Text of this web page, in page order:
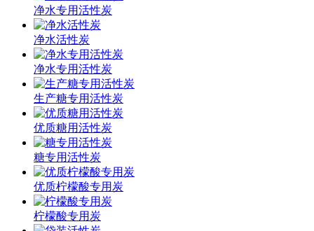
净水专用活性炭
净水活性炭
净水专用活性炭
生产糖专用活性炭
优质糖用活性炭
糖专用活性炭
优质柠檬酸专用炭
柠檬酸专用炭